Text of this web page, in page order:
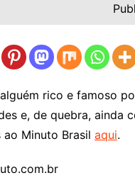
rico e famoso
e, de quebra, ainda
Minuto Brasil aqui.